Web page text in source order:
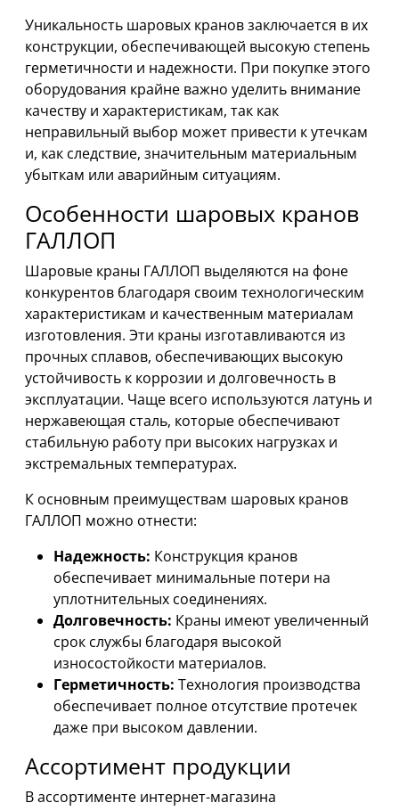
Уникальность шаровых кранов заключается в их
конструкции, обеспечивающей высокую степень
герметичности и надежности. При покупке этого
оборудования крайне важно уделить внимание
качеству и характеристикам, так как
неправильный выбор может привести к утечкам
и, как следствие, значительным материальным
убыткам или аварийным ситуациям.
Особенности шаровых кранов
ГАЛЛОП
Шаровые краны ГАЛЛОП выделяются на фоне
конкурентов благодаря своим технологическим
характеристикам и качественным материалам
изготовления. Эти краны изготавливаются из
прочных сплавов, обеспечивающих высокую
устойчивость к коррозии и долговечность в
эксплуатации. Чаще всего используются латунь и
нержавеющая сталь, которые обеспечивают
стабильную работу при высоких нагрузках и
экстремальных температурах.
К основным преимуществам шаровых кранов
ГАЛЛОП можно отнести:
Надежность: Конструкция кранов
обеспечивает минимальные потери на
уплотнительных соединениях.
Долговечность: Краны имеют увеличенный
срок службы благодаря высокой
износостойкости материалов.
Герметичность: Технология производства
обеспечивает полное отсутствие протечек
даже при высоком давлении.
Ассортимент продукции
В ассортименте интернет-магазина